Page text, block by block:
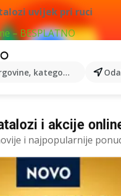
uvijek pri ruci
– BESPLATNO
kategorije,
i akcije
i najpopularnije